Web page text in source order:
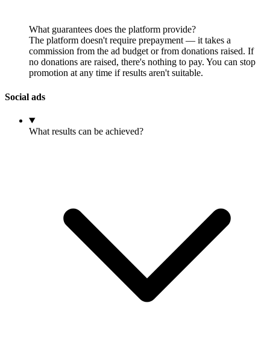
What guarantees does the platform provide?
The platform doesn't require prepayment — it takes a
commission from the ad budget or from donations raised. If
no donations are raised, there's nothing to pay. You can stop
promotion at any time if results aren't suitable.
Social ads
What results can be achieved?